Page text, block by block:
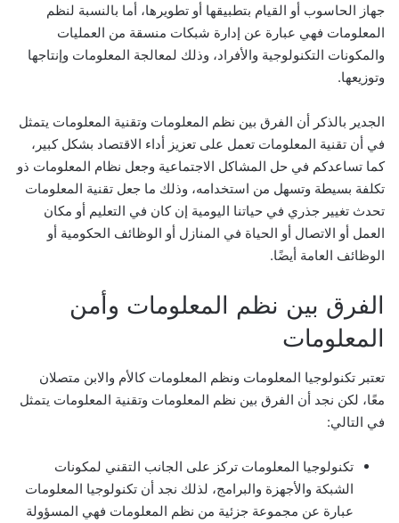
جهاز الحاسوب أو القيام بتطبيقها أو تطويرها، أما بالنسبة لنظم
المعلومات فهي عبارة عن إدارة شبكات منسقة من العمليات
والمكونات التكنولوجية والأفراد، وذلك لمعالجة المعلومات وإنتاجها
وتوزيعها.
الجدير بالذكر أن الفرق بين نظم المعلومات وتقنية المعلومات يتمثل
في أن تقنية المعلومات تعمل على تعزيز أداء الاقتصاد بشكل كبير،
كما تساعدكم في حل المشاكل الاجتماعية وجعل نظام المعلومات ذو
تكلفة بسيطة وتسهل من استخدامه، وذلك ما جعل تقنية المعلومات
تحدث تغيير جذري في حياتنا اليومية إن كان في التعليم أو مكان
العمل أو الاتصال أو الحياة في المنازل أو الوظائف الحكومية أو
الوظائف العامة أيضًا.
الفرق بين نظم المعلومات وأمن
المعلومات
تعتبر تكنولوجيا المعلومات ونظم المعلومات كالأم والابن متصلان
معًا، لكن نجد أن الفرق بين نظم المعلومات وتقنية المعلومات يتمثل
في التالي:
تكنولوجيا المعلومات تركز على الجانب التقني لمكونات
الشبكة والأجهزة والبرامج، لذلك نجد أن تكنولوجيا المعلومات
عبارة عن مجموعة جزئية من نظم المعلومات فهي المسؤولة